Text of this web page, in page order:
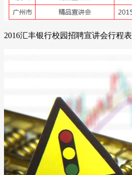
2016汇丰银行校园招聘宣讲会行程表